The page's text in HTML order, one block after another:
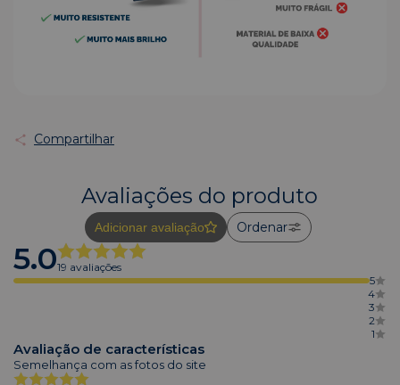
Compartilhar
Avaliações do produto
Adicionar avaliação Ordenar
5.019 avaliações
5
4
3
2
1
Avaliação de características
Semelhança com as fotos do site